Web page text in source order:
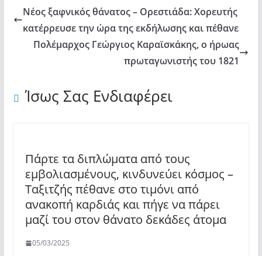
Νέος ξαφνικός θάνατος – Ορεστιάδα: Χορευτής
κατέρρευσε την ώρα της εκδήλωσης και πέθανε
Πολέμαρχος Γεώργιος Καραϊσκάκης, ο ήρωας
πρωταγωνιστής του 1821
Ίσως Σας Ενδιαφέρει
Πάρτε τα διπλώματα από τους
εμβολιασμένους, κινδυνεύει κόσμος –
Ταξιτζής πέθανε στο τιμόνι από
ανακοπή καρδιάς και πήγε να πάρει
μαζί του στον θάνατο δεκάδες άτομα
05/03/2025